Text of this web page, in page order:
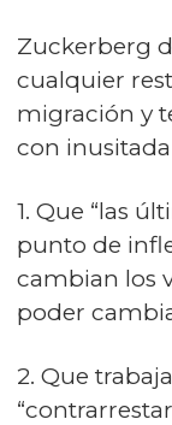
Zuckerberg
cualquier
migración y
con
1. Que “las
punto de
cambian los
poder
2. Que